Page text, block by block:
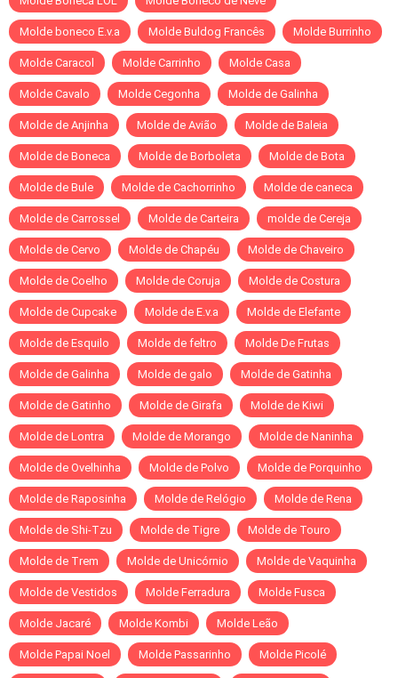
Molde boneco E.v.a Molde Buldog Francês Molde Burrinho
Molde Caracol Molde Carrinho Molde Casa
Molde Cavalo Molde Cegonha Molde de Galinha
Molde de Anjinha Molde de Avião Molde de Baleia
Molde de Boneca Molde de Borboleta Molde de Bota
Molde de Bule Molde de Cachorrinho Molde de caneca
Molde de Carrossel Molde de Carteira molde de Cereja
Molde de Cervo Molde de Chapéu Molde de Chaveiro
Molde de Coelho Molde de Coruja Molde de Costura
Molde de Cupcake Molde de E.v.a Molde de Elefante
Molde de Esquilo Molde de feltro Molde De Frutas
Molde de Galinha Molde de galo Molde de Gatinha
Molde de Gatinho Molde de Girafa Molde de Kiwi
Molde de Lontra Molde de Morango Molde de Naninha
Molde de Ovelhinha Molde de Polvo Molde de Porquinho
Molde de Raposinha Molde de Relógio Molde de Rena
Molde de Shi-Tzu Molde de Tigre Molde de Touro
Molde de Trem Molde de Unicórnio Molde de Vaquinha
Molde de Vestidos Molde Ferradura Molde Fusca
Molde Jacaré Molde Kombi Molde Leão
Molde Papai Noel Molde Passarinho Molde Picolé